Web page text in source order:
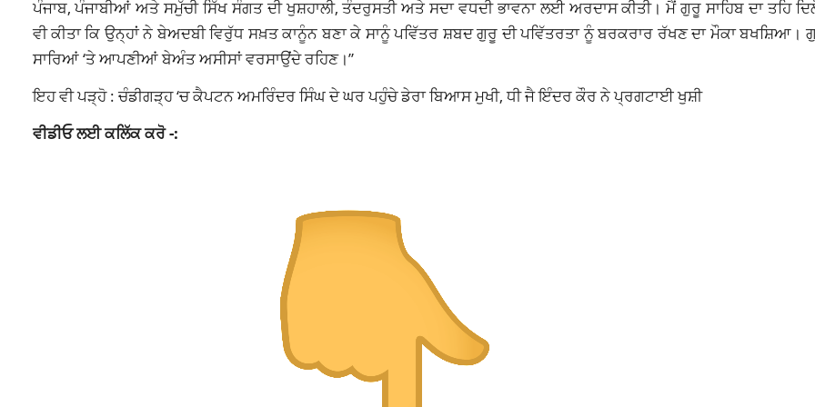
ਪੰਜਾਬ, ਪੰਜਾਬੀਆਂ ਅਤੇ ਸਮੁੱਚੀ ਸਿੱਖ ਸੰਗਤ ਦੀ ਖੁਸ਼ਹਾਲੀ, ਤੰਦਰੁਸਤੀ ਅਤੇ ਸਦਾ ਵਧਦੀ ਭਾਵਨਾ ਲਈ ਅਰਦਾਸ ਕੀਤੀ। ਮੈਂ ਗੁਰੂ ਸਾਹਿਬ ਦਾ ਤਹਿ
ਵੀ ਕੀਤਾ ਕਿ ਉਨ੍ਹਾਂ ਨੇ ਬੇਅਦਬੀ ਵਿਰੁੱਧ ਸਖ਼ਤ ਕਾਨੂੰਨ ਬਣਾ ਕੇ ਸਾਨੂੰ ਪਵਿੱਤਰ ਸ਼ਬਦ ਗੁਰੂ ਦੀ ਪਵਿੱਤਰਤਾ ਨੂੰ ਬਰਕਰਾਰ ਰੱਖਣ ਦਾ ਮੌਕਾ ਬਖਸ਼ਿਆ।
ਸਾਰਿਆਂ ‘ਤੇ ਆਪਣੀਆਂ ਬੇਅੰਤ ਅਸੀਸਾਂ ਵਰਸਾਉਂਦੇ ਰਹਿਣ।”
ਇਹ ਵੀ ਪੜ੍ਹੋ : ਚੰਡੀਗੜ੍ਹ ‘ਚ ਕੈਪਟਨ ਅਮਰਿੰਦਰ ਸਿੰਘ ਦੇ ਘਰ ਪਹੁੰਚੇ ਡੇਰਾ ਬਿਆਸ ਮੁਖੀ, ਧੀ ਜੈ ਇੰਦਰ ਕੌਰ ਨੇ ਪ੍ਰਗਟਾਈ ਖੁਸ਼ੀ
ਵੀਡੀਓ ਲਈ ਕਲਿੱਕ ਕਰੋ -: